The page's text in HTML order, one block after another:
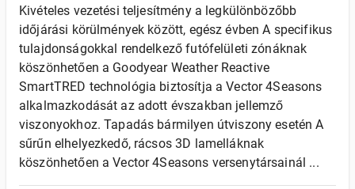
Kivételes vezetési teljesítmény a legkülönbözőbb
időjárási körülmények között, egész évben A specifikus
tulajdonságokkal rendelkező futófelületi zónáknak
köszönhetően a Goodyear Weather Reactive
SmartTRED technológia biztosítja a Vector 4Seasons
alkalmazkodását az adott évszakban jellemző
viszonyokhoz. Tapadás bármilyen útviszony esetén A
sűrűn elhelyezkedő, rácsos 3D lamelláknak
köszönhetően a Vector 4Seasons versenytársainál ...